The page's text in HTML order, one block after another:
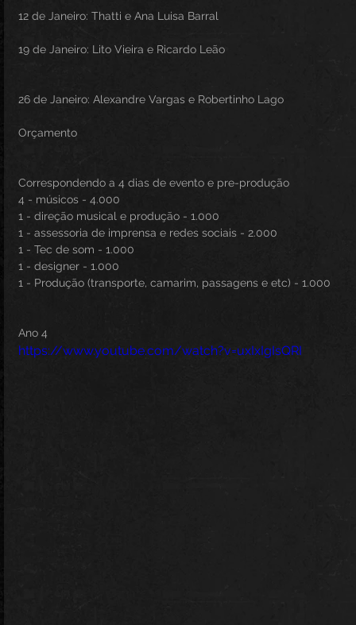
12 de Janeiro: Thatti e Ana Luisa Barral
19 de Janeiro: Lito Vieira e Ricardo Leão
26 de Janeiro: Alexandre Vargas e Robertinho Lago
Orçamento
Correspondendo a 4 dias de evento e pre-produção
4 - músicos - 4.000
1 - direção musical e produção - 1.000
1 - assessoria de imprensa e redes sociais - 2.000
1 - Tec de som - 1.000
1 - designer - 1.000
1 - Produção (transporte, camarim, passagens e etc) - 1.000
Ano 4
https://www.youtube.com/watch?v=uxIxIgIsQRI